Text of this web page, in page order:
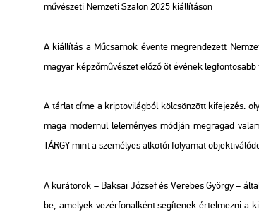
mű­vé­sze­ti Nem­ze­ti Sza­lon 2025 ki­ál­lí­tá­son
A ki­ál­lí­tás a Mű­csar­nok éven­te meg­ren­de­zett
ma­gyar kép­ző­mű­vé­szet előző öt évé­nek
A tár­lat címe a kript­ovi­lág­ból köl­csön­zött ki­fe­je­zés:
maga mo­der­nül le­le­mé­nyes mód­ján meg­ra­gad
TÁRGY mint a sze­mé­lyes al­ko­tói fo­lya­mat
A ku­rá­to­rok – Bak­sai Jó­zsef és Ve­re­bes György –
be, ame­lyek ve­zér­fo­nal­ként se­gí­te­nek ér­tel­mez­ni a